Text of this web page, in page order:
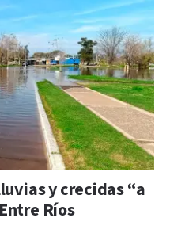
y crecidas “a
Ríos